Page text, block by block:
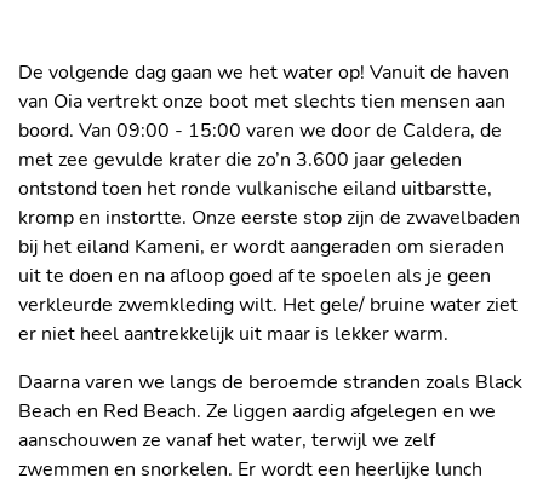
De volgende dag gaan we het water op! Vanuit de haven
van Oia vertrekt onze boot met slechts tien mensen aan
boord. Van 09:00 - 15:00 varen we door de Caldera, de
met zee gevulde krater die zo’n 3.600 jaar geleden
ontstond toen het ronde vulkanische eiland uitbarstte,
kromp en instortte. Onze eerste stop zijn de zwavelbaden
bij het eiland Kameni, er wordt aangeraden om sieraden
uit te doen en na afloop goed af te spoelen als je geen
verkleurde zwemkleding wilt. Het gele/ bruine water ziet
er niet heel aantrekkelijk uit maar is lekker warm.
Daarna varen we langs de beroemde stranden zoals Black
Beach en Red Beach. Ze liggen aardig afgelegen en we
aanschouwen ze vanaf het water, terwijl we zelf
zwemmen en snorkelen. Er wordt een heerlijke lunch